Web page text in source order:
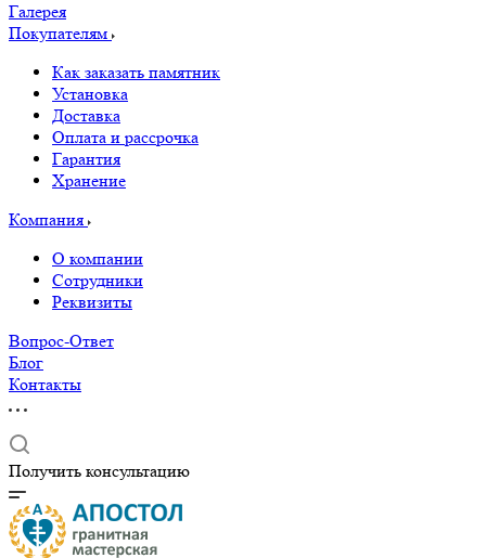
Галерея
Покупателям
Как заказать памятник
Установка
Доставка
Оплата и рассрочка
Гарантия
Хранение
Компания
О компании
Сотрудники
Реквизиты
Вопрос-Ответ
Блог
Контакты
Получить консультацию